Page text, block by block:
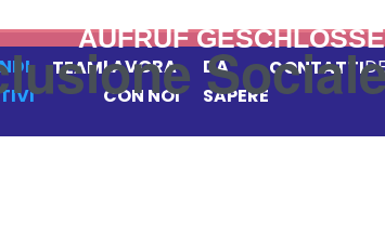
TEAMLAVORA
CON NOI
DA
SAPERE
CONTATTIDE